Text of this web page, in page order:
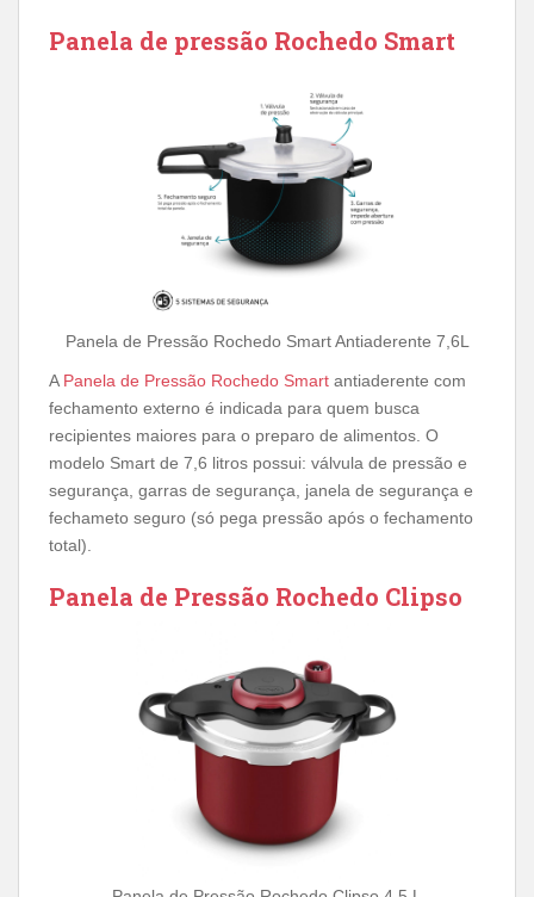
Panela de pressão Rochedo Smart
Panela de Pressão Rochedo Smart Antiaderente 7,6L
A Panela de Pressão Rochedo Smart antiaderente com
fechamento externo é indicada para quem busca
recipientes maiores para o preparo de alimentos. O
modelo Smart de 7,6 litros possui: válvula de pressão e
segurança, garras de segurança, janela de segurança e
fechameto seguro (só pega pressão após o fechamento
total).
Panela de Pressão Rochedo Clipso